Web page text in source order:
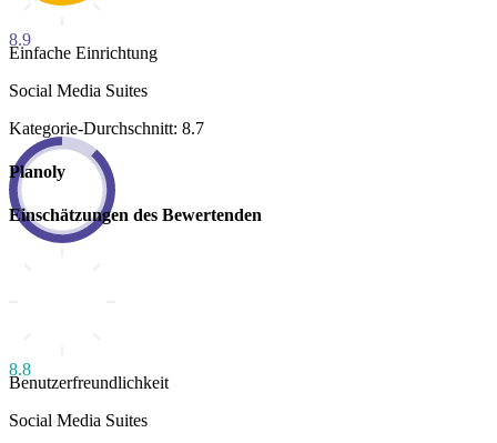
8.9
Einfache Einrichtung
Social Media Suites
Kategorie-Durchschnitt: 8.7
Planoly
Einschätzungen des Bewertenden
8.8
Benutzerfreundlichkeit
Social Media Suites